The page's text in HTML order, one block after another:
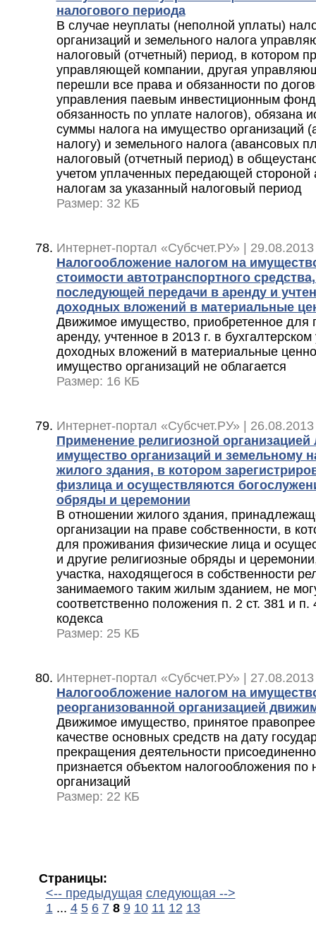
налогового периода
В случае неуплаты (неполной уплаты)
организаций и земельного налога
налоговый (отчетный) период, в котором
управляющей компании, другая
перешли все права и обязанности по
управления паевым инвестиционным
обязанность по уплате налогов), обязана
суммы налога на имущество организаций
налогу) и земельного налога (авансовых
налоговый (отчетный период) в
учетом уплаченных передающей стороной
налогам за указанный налоговый период
Размер: 32 КБ
Интернет-портал «Субсчет.РУ» |
Налогообложение налогом на
стоимости автотранспортного
последующей передачи в аренду и
доходных вложений в материальные
Движимое имущество, приобретенное
аренду, учтенное в 2013 г. в бухгалтерском
доходных вложений в материальные
имущество организаций не облагается
Размер: 16 КБ
Интернет-портал «Субсчет.РУ» |
Применение религиозной организацией
имущество организаций и земельному
жилого здания, в котором
физлица и осуществляются
обряды и церемонии
В отношении жилого здания,
организации на праве собственности, в
для проживания физические лица и
и другие религиозные обряды и
участка, находящегося в собственности
занимаемого таким жилым зданием, не
соответственно положения п. 2 ст. 381 и п.
кодекса
Размер: 25 КБ
Интернет-портал «Субсчет.РУ» |
Налогообложение налогом на
реорганизованной организацией
Движимое имущество, принятое
качестве основных средств на дату
прекращения деятельности
признается объектом налогообложения по
организаций
Размер: 22 КБ
Страницы:
<-- предыдущая следующая -->
1... 4 5 6 7 8 9 10 11 12 13